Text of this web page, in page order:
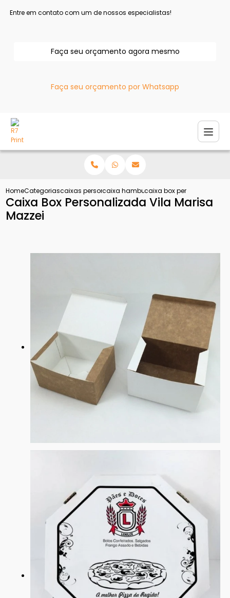
Entre em contato com um de nossos especialistas!
Faça seu orçamento agora mesmo
Faça seu orçamento por Whatsapp
HomeCategoriascaixas personalizadascaixa hamburguer personalizada
caixa box personalizada
Caixa Box Personalizada Vila Marisa
Mazzei